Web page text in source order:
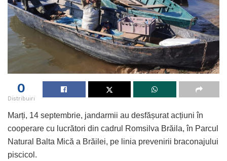
0
Distribuiri
Marți, 14 septembrie, jandarmii au desfășurat acțiuni în
cooperare cu lucrători din cadrul Romsilva Brăila, în Parcul
Natural Balta Mică a Brăilei, pe linia prevenirii braconajului
piscicol.